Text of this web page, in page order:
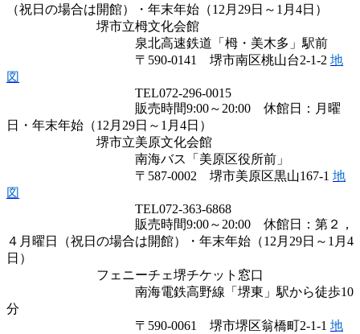
（祝日の場合は開館）・年末年始（12月29日～1月4日）
堺市立栂文化会館
泉北高速鉄道「栂・美木多」駅前
〒590-0141 堺市南区桃山台2-1-2 地
図
TEL072-296-0015
販売時間9:00～20:00 休館日：月曜
日・年末年始（12月29日～1月4日）
堺市立美原文化会館
南海バス「美原区役所前」
〒587-0002 堺市美原区黒山167-1 地
図
TEL072-363-6868
販売時間9:00～20:00 休館日：第２，
４月曜日（祝日の場合は開館）・年末年始（12月29日～1月4
日）
フェニーチェ堺チケット窓口
南海電鉄高野線「堺東」駅から徒歩10
分
〒590-0061 堺市堺区翁橋町2-1-1 地